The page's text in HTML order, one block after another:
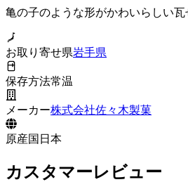
亀の子のような形がかわいらしい瓦
お取り寄せ県岩手県
保存方法常温
メーカー株式会社佐々木製菓
原産国 日本
カスタマーレビュー